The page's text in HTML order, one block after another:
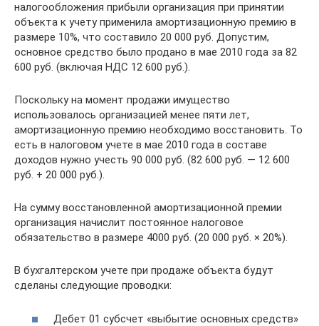
налогообложения прибыли организация при принятии
объекта к учету применила амортизационную премию в
размере 10%, что составило 20 000 руб. Допустим,
основное средство было продано в мае 2010 года за 82
600 руб. (включая НДС 12 600 руб.).
Поскольку на момент продажи имущество
использовалось организацией менее пяти лет,
амортизационную премию необходимо восстановить. То
есть в налоговом учете в мае 2010 года в составе
доходов нужно учесть 90 000 руб. (82 600 руб. — 12 600
руб. + 20 000 руб.).
На сумму восстановленной амортизационной премии
организация начислит постоянное налоговое
обязательство в размере 4000 руб. (20 000 руб. × 20%).
В бухгалтерском учете при продаже объекта будут
сделаны следующие проводки:
Дебет 01 субсчет «выбытие основных средств»